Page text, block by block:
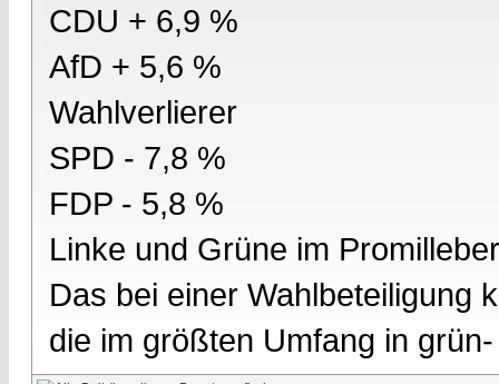
CDU + 6,9 %
AfD + 5,6 %
Wahlverlierer
SPD - 7,8 %
FDP - 5,8 %
Linke und Grüne im
Das bei einer Wahlbeteiligung
die im größten Umfang in